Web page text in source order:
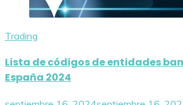
Trading
Lista de códigos de entidades
España 2024